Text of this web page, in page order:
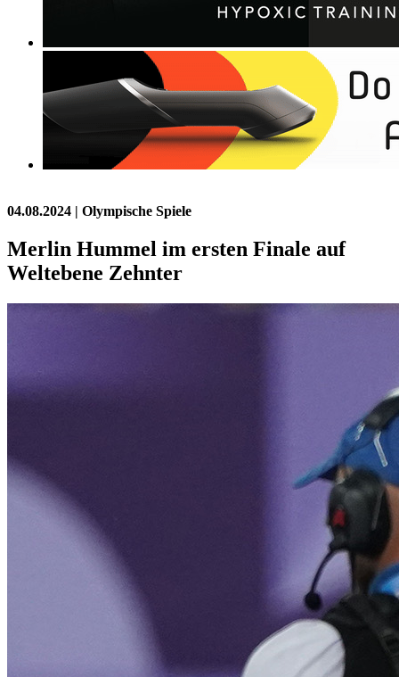
04.08.2024 | Olympische Spiele
Merlin Hummel im ersten Finale auf
Weltebene Zehnter